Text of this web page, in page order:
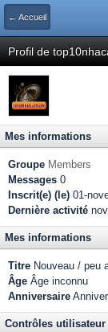
← Accueil
Profil de
Mes informations
Groupe Members
Messages 0
Inscrit(e) (le) 01-
Dernière activité
Mes informations
Titre Nouveau / peu
Âge Âge inconnu
Anniversaire
Contrôles utilisateur